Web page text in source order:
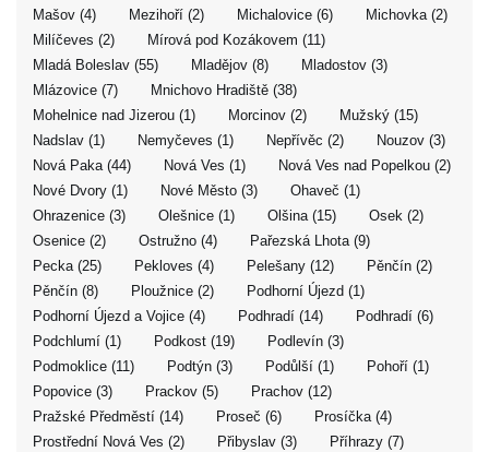
Mašov (4)
Mezihoří (2) Michalovice (6)
Michovka (2)
Milíčeves (2)
Mírová pod Kozákovem (11)
Mladá Boleslav (55)
Mladějov (8)
Mladostov (3)
Mlázovice (7)
Mnichovo Hradiště (38)
Mohelnice nad Jizerou (1)
Morcinov (2)
Mužský (15)
Nadslav (1)
Nemyčeves (1) Nepřívěc (2)
Nouzov (3)
Nová Paka (44)
Nová Ves (1)
Nová Ves nad Popelkou (2)
Nové Dvory (1)
Nové Město (3)
Ohaveč (1)
Ohrazenice (3)
Olešnice (1) Olšina (15)
Osek (2)
Osenice (2)
Ostružno (4)
Pařezská Lhota (9)
Pecka (25)
Pekloves (4) Pelešany (12)
Pěnčín (2)
Pěnčín (8)
Ploužnice (2)
Podhorní Újezd (1)
Podhorní Újezd a Vojice (4)
Podhradí (14)
Podhradí (6)
Podchlumí (1)
Podkost (19)
Podlevín (3)
Podmoklice (11)
Podtýn (3) Podůlší (1)
Pohoří (1)
Popovice (3)
Prackov (5)
Prachov (12)
Pražské Předměstí (14)
Proseč (6)
Prosíčka (4)
Prostřední Nová Ves (2)
Přibyslav (3)
Příhrazy (7)